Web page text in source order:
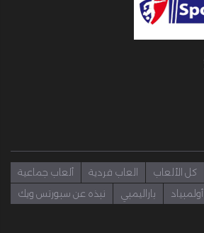
ألعاب جماعية العاب فردية
كل الألعاب
نبذه عن سبورتس ويك
باراليمبي أولمبياد